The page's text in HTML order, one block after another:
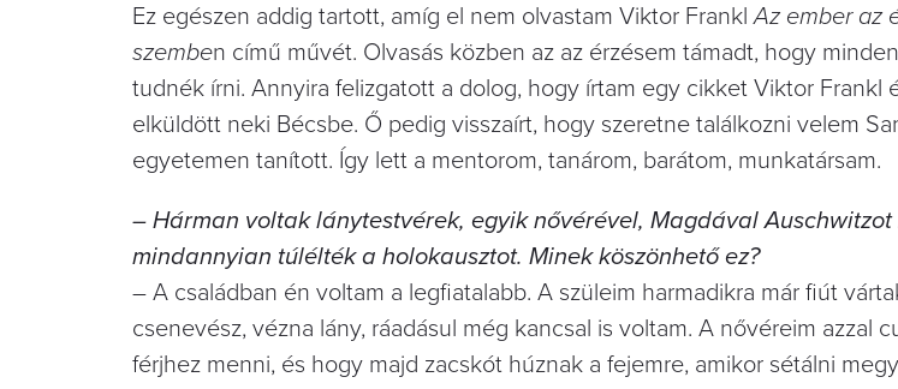
Ez egészen addig tartott, amíg el nem olvastam Viktor FranklAz ember az
szemben című művét. Olvasás közben az az érzésem támadt, hogy
tudnék írni. Annyira felizgatott a dolog, hogy írtam egy cikket Viktor Frankl
elküldött neki Bécsbe. Ő pedig visszaírt, hogy szeretne találkozni velem
egyetemen tanított. Így lett a mentorom, tanárom, barátom, munkatársam.
– Hárman voltak lánytestvérek, egyik nővérével, Magdával
mindannyian túlélték a holokausztot. Minek köszönhető ez?
– A családban én voltam a legfiatalabb. A szüleim harmadikra már fiút
csenevész, vézna lány, ráadásul még kancsal is voltam. A nővéreim azzal
férjhez menni, és hogy majd zacskót húznak a fejemre, amikor sétálni